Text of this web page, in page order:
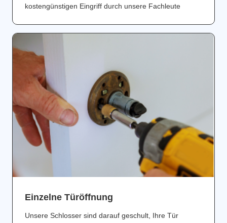
kostengünstigen Eingriff durch unsere Fachleute
Einzelne Türöffnung
Unsere Schlosser sind darauf geschult, Ihre Tür